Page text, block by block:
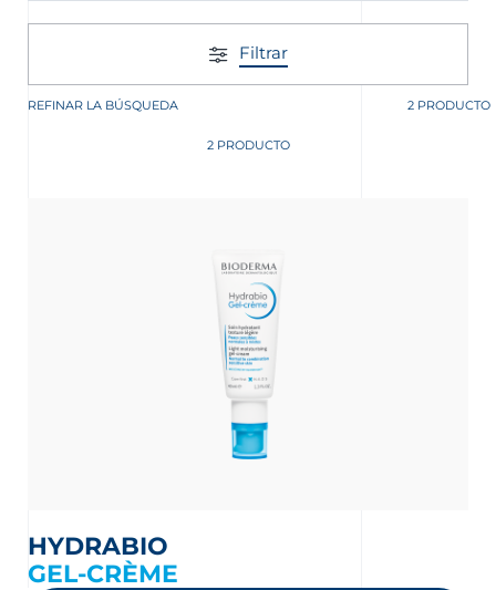
Filtrar
REFINAR LA BÚSQUEDA 2 PRODUCTO
2 PRODUCTO
HYDRABIO
GEL-CRÈME